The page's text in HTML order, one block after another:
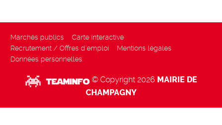
Marchés publics
Carte interactive
Recrutement / Offres d'emploi
Mentions légales
Données personnelles
© Copyright 2026 MAIRIE DE
CHAMPAGNY